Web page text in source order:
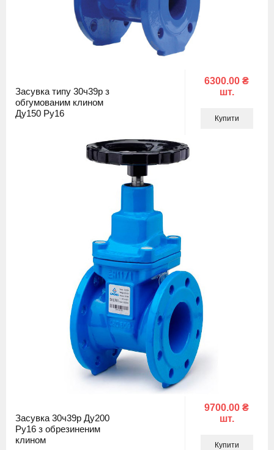
Засувка типу 30ч39р з
обгумованим клином
Ду150 Ру16
6300.00 ₴
шт.
Купити
Засувка 30ч39р Ду200
Ру16 з обрезиненим
клином
9700.00 ₴
шт.
Купити